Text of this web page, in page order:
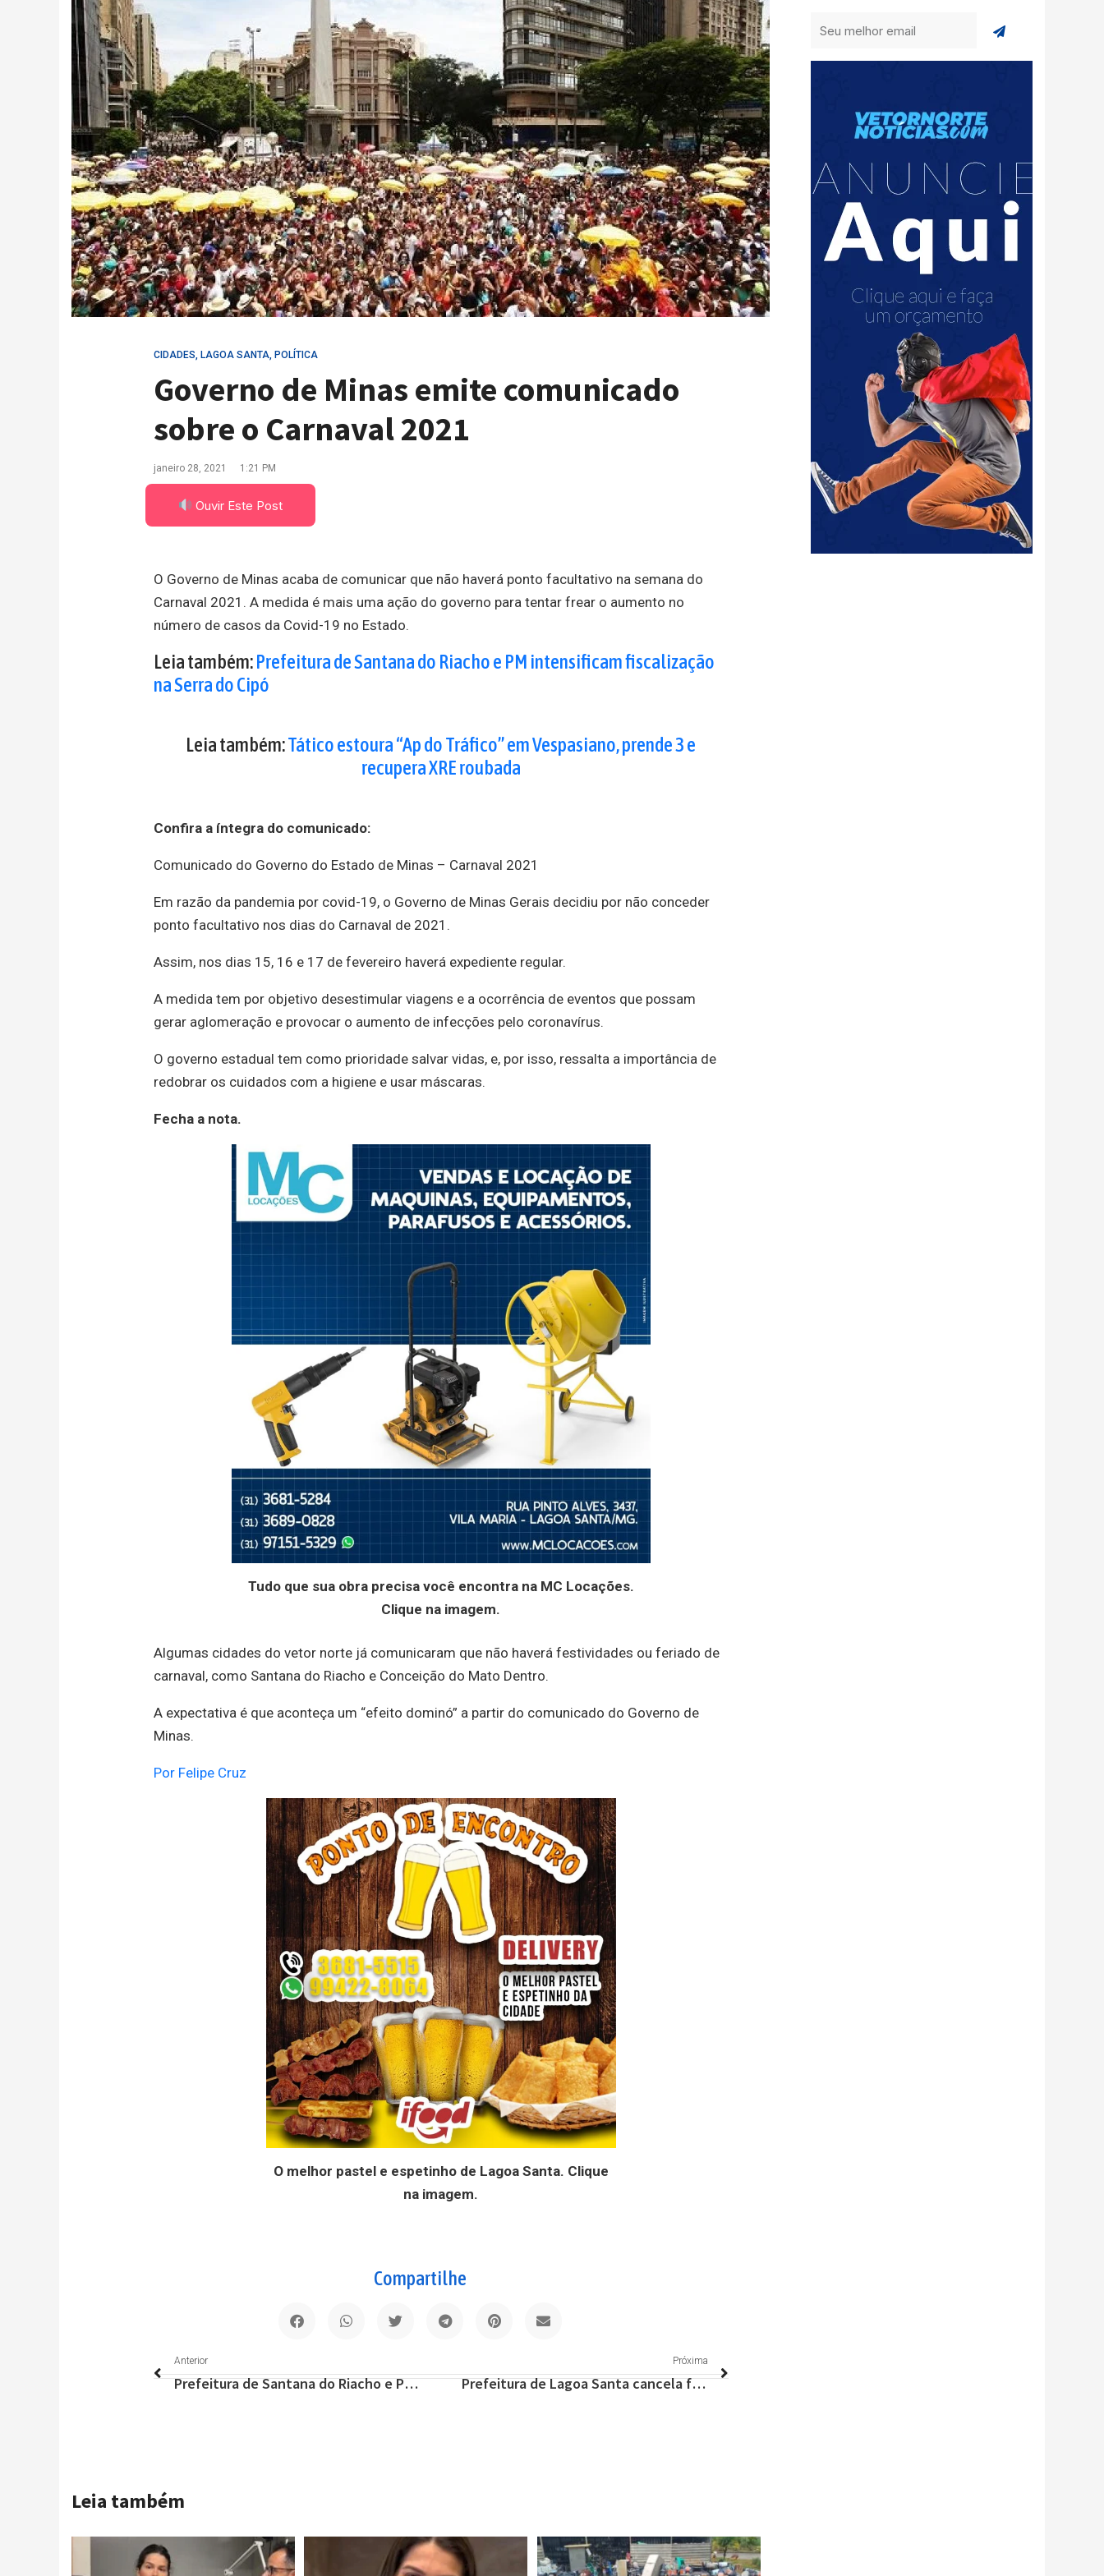
CIDADES, LAGOA SANTA, POLÍTICA
Governo de Minas emite comunicado
sobre o Carnaval 2021
janeiro 28, 2021 1:21 PM
Ouvir Este Post
O Governo de Minas acaba de comunicar que não haverá ponto facultativo na semana do
Carnaval 2021. A medida é mais uma ação do governo para tentar frear o aumento no
número de casos da Covid-19 no Estado.
Leia também:Prefeitura de Santana do Riacho e PM intensificam fiscalização
na Serra do Cipó
Leia também:Tático estoura “Ap do Tráfico” em Vespasiano, prende 3 e
recupera XRE roubada
Confira a íntegra do comunicado:
Comunicado do Governo do Estado de Minas – Carnaval 2021
Em razão da pandemia por covid-19, o Governo de Minas Gerais decidiu por não conceder
ponto facultativo nos dias do Carnaval de 2021.
Assim, nos dias 15, 16 e 17 de fevereiro haverá expediente regular.
A medida tem por objetivo desestimular viagens e a ocorrência de eventos que possam
gerar aglomeração e provocar o aumento de infecções pelo coronavírus.
O governo estadual tem como prioridade salvar vidas, e, por isso, ressalta a importância de
redobrar os cuidados com a higiene e usar máscaras.
Fecha a nota.
Tudo que sua obra precisa você encontra na MC Locações.
Clique na imagem.
Algumas cidades do vetor norte já comunicaram que não haverá festividades ou feriado de
carnaval, como Santana do Riacho e Conceição do Mato Dentro.
A expectativa é que aconteça um “efeito dominó” a partir do comunicado do Governo de
Minas.
Por Felipe Cruz
O melhor pastel e espetinho de Lagoa Santa. Clique
na imagem.
Compartilhe
Anterior
Anterior
Prefeitura de Santana do Riacho e PM intensificam fiscalização na Serra do Cipó
Próxima
Prefeitura de Lagoa Santa cancela feriado de Carnaval
Leia também